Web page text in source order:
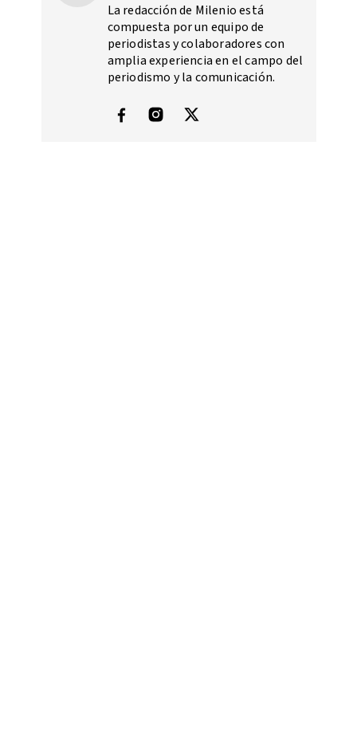
La redacción de Milenio está
compuesta por un equipo de
periodistas y colaboradores con
amplia experiencia en el campo del
periodismo y la comunicación.